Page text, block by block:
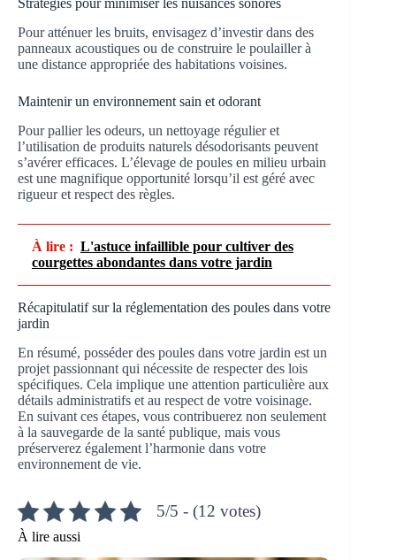
Stratégies pour minimiser les nuisances sonores
Pour atténuer les bruits, envisagez d’investir dans des
panneaux acoustiques ou de construire le poulailler à
une distance appropriée des habitations voisines.
Maintenir un environnement sain et odorant
Pour pallier les odeurs, un nettoyage régulier et
l’utilisation de produits naturels désodorisants peuvent
s’avérer efficaces. L’élevage de poules en milieu urbain
est une magnifique opportunité lorsqu’il est géré avec
rigueur et respect des règles.
À lire : L'astuce infaillible pour cultiver des
courgettes abondantes dans votre jardin
Récapitulatif sur la réglementation des poules dans votre
jardin
En résumé, posséder des poules dans votre jardin est un
projet passionnant qui nécessite de respecter des lois
spécifiques. Cela implique une attention particulière aux
détails administratifs et au respect de votre voisinage.
En suivant ces étapes, vous contribuerez non seulement
à la sauvegarde de la santé publique, mais vous
préserverez également l’harmonie dans votre
environnement de vie.
5/5 - (12 votes)
À lire aussi